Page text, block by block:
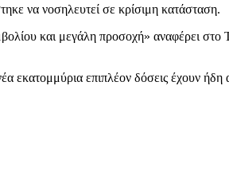
να νοσηλευτεί σε κρίσιμη κατάσταση.
και μεγάλη προσοχή» αναφέρει
εκατομμύρια επιπλέον δόσεις έχουν ήδη